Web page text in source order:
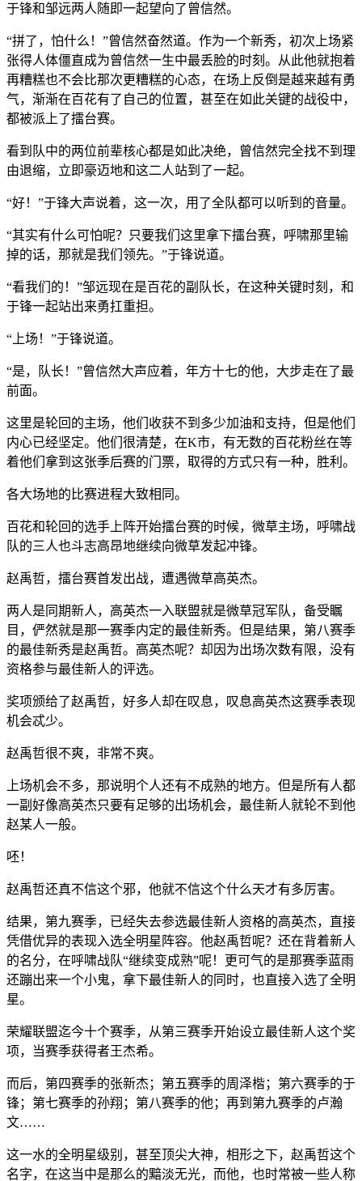
于锋和邹远两人随即一起望向了曾信然。
“拼了，怕什么！”曾信然奋然道。作为一个新秀，初次上场紧
张得人体僵直成为曾信然一生中最丢脸的时刻。从此他就抱着
再糟糕也不会比那次更糟糕的心态，在场上反倒是越来越有勇
气，渐渐在百花有了自己的位置，甚至在如此关键的战役中，
都被派上了擂台赛。
看到队中的两位前辈核心都是如此决绝，曾信然完全找不到理
由退缩，立即豪迈地和这二人站到了一起。
“好！”于锋大声说着，这一次，用了全队都可以听到的音量。
“其实有什么可怕呢？只要我们这里拿下擂台赛，呼啸那里输
掉的话，那就是我们领先。”于锋说道。
“看我们的！”邹远现在是百花的副队长，在这种关键时刻，和
于锋一起站出来勇扛重担。
“上场！”于锋说道。
“是，队长！”曾信然大声应着，年方十七的他，大步走在了最
前面。
这里是轮回的主场，他们收获不到多少加油和支持，但是他们
内心已经坚定。他们很清楚，在K市，有无数的百花粉丝在等
着他们拿到这张季后赛的门票，取得的方式只有一种，胜利。
各大场地的比赛进程大致相同。
百花和轮回的选手上阵开始擂台赛的时候，微草主场，呼啸战
队的三人也斗志高昂地继续向微草发起冲锋。
赵禹哲，擂台赛首发出战，遭遇微草高英杰。
两人是同期新人，高英杰一入联盟就是微草冠军队，备受瞩
目，俨然就是那一赛季内定的最佳新秀。但是结果，第八赛季
的最佳新秀是赵禹哲。高英杰呢？却因为出场次数有限，没有
资格参与最佳新人的评选。
奖项颁给了赵禹哲，好多人却在叹息，叹息高英杰这赛季表现
机会忒少。
赵禹哲很不爽，非常不爽。
上场机会不多，那说明个人还有不成熟的地方。但是所有人都
一副好像高英杰只要有足够的出场机会，最佳新人就轮不到他
赵某人一般。
呸！
赵禹哲还真不信这个邪，他就不信这个什么天才有多厉害。
结果，第九赛季，已经失去参选最佳新人资格的高英杰，直接
凭借优异的表现入选全明星阵容。他赵禹哲呢？还在背着新人
的名分，在呼啸战队“继续变成熟”呢！更可气的是那赛季蓝雨
还蹦出来一个小鬼，拿下最佳新人的同时，也直接入选了全明
星。
荣耀联盟迄今十个赛季，从第三赛季开始设立最佳新人这个奖
项，当赛季获得者王杰希。
而后，第四赛季的张新杰；第五赛季的周泽楷；第六赛季的于
锋；第七赛季的孙翔；第八赛季的他；再到第九赛季的卢瀚
文……
这一水的全明星级别，甚至顶尖大神，相形之下，赵禹哲这个
名字，在这当中是那么的黯淡无光，而他，也时常被一些人称